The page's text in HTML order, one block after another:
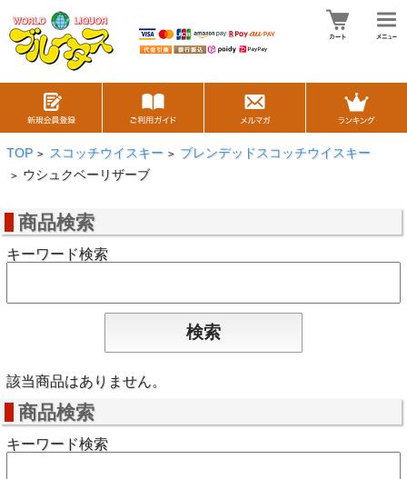
TOP > スコッチウイスキー > ブレンデッドスコッチウイスキー
> ウシュクベーリザーブ
商品検索
キーワード検索
該当商品はありません。
商品検索
キーワード検索